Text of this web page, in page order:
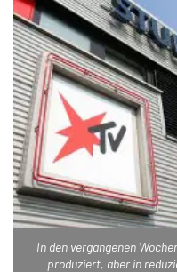
In den vergangenen
produziert, aber in